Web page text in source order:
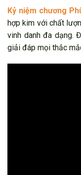
Kỷ niệm chương
hợp kim với chất
vinh danh đa dạng.
giải đáp mọi thắc